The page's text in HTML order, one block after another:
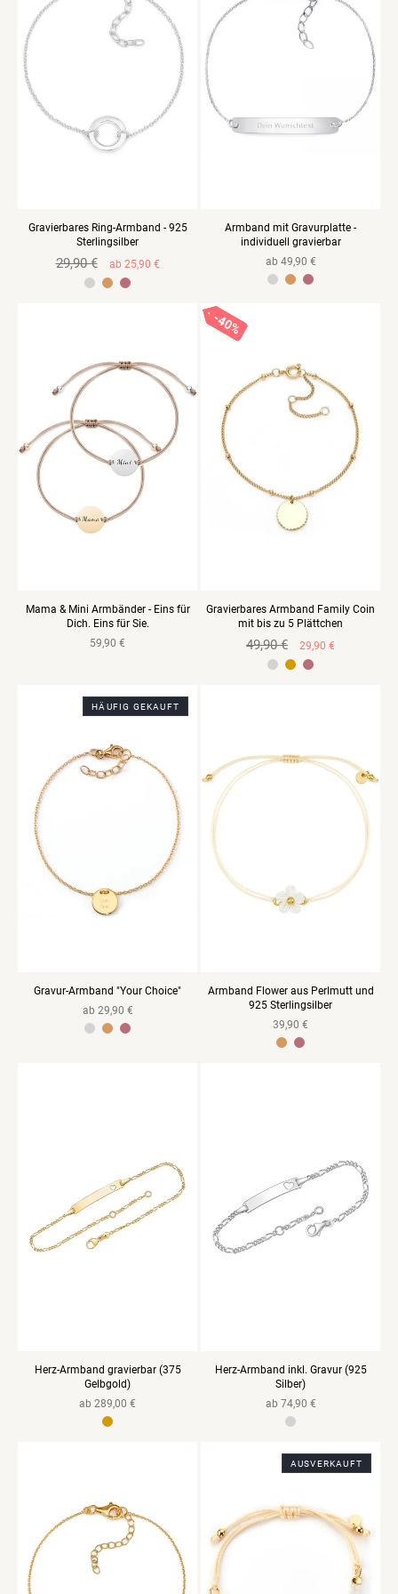
Gravierbares Ring-Armband - 925
Sterlingsilber
Normaler
29,90 € Verkaufspreis
ab 25,90 €
Armband mit Gravurplatte -
individuell gravierbar
Normaler
Preis
ab 49,90 €
Mama & Mini Armbänder - Eins für
Dich. Eins für Sie.
Normaler
59,90 €
40%
40%
40%
Gravierbares Armband Family Coin
mit bis zu 5 Plättchen
Normaler
Preis
49,90 € Verkaufspreis
29,90 €
HÄUFIG GEKAUFT
Gravur-Armband "Your Choice"
Normaler
Preis
ab 29,90 €
Armband Flower aus Perlmutt und
925 Sterlingsilber
Normaler
Preis
39,90 €
Herz-Armband gravierbar (375
Gelbgold)
Normaler
Preis
ab 289,00 €
Herz-Armband inkl. Gravur (925
Silber)
Normaler
Preis
ab 74,90 €
AUSVERKAUFT